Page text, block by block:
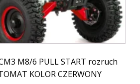
M8/6 PULL START rozruch
KOLOR CZERWONY